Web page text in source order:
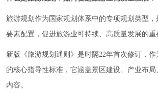
旅游规划作为国家规划体系中的专项规划类型
要素配置，促进旅游业可持续、高质量发展的重
新版《旅游规划通则》是时隔22年首次修订，
的核心指导性标准，它涵盖景区建设、产业布
内容。